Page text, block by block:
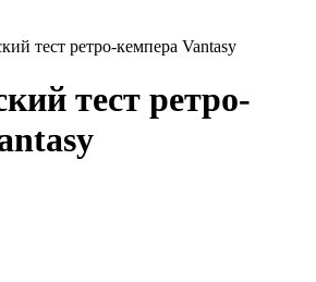
тест ретро-кемпера Vantasy
тест ретро-